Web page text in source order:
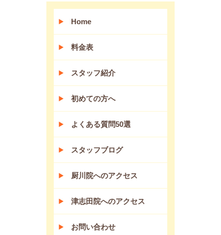
Home
料金表
スタッフ紹介
初めての方へ
よくある質問50選
スタッフブログ
厨川院へのアクセス
津志田院へのアクセス
お問い合わせ